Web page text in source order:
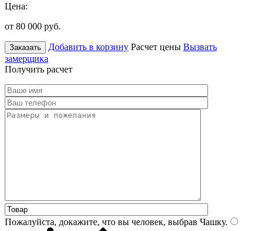
Цена:
от 80 000 руб.
Заказать Добавить в корзину Расчет цены Вызвать
замерщика
Получить расчет
Пожалуйста, докажите, что вы человек, выбрав Чашку.